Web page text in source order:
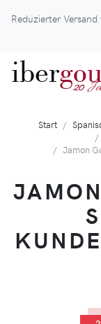
Reduzierter
iber 20
Start
Jamon